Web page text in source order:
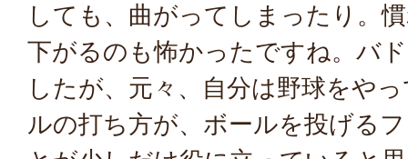
しても、曲がってしまったり。
下がるのも怖かったですね。バ
したが、元々、自分は野球をや
ルの打ち方が、ボールを投げる